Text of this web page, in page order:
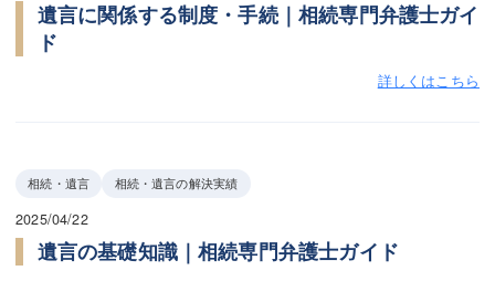
遺言に関係する制度・手続｜相続専門弁護士ガイ
ド
詳しくはこちら
相続・遺言 相続・遺言の解決実績
2025/04/22
遺言の基礎知識｜相続専門弁護士ガイド